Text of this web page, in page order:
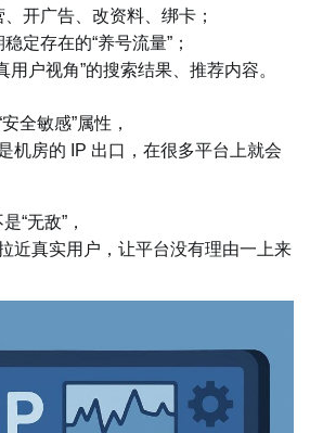
、开广告、改资料、绑卡；
定存在的“养号流量”；
用户视角”的搜索结果、推荐内容。
全敏感”属性，
机房的 IP 出口，在很多平台上就会
“无敌”，
近真实用户，让平台没有理由一上来